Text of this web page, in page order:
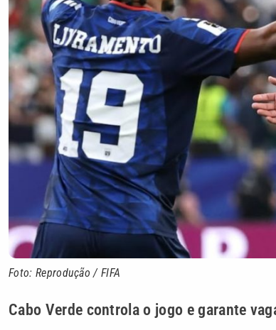
Foto: Reprodução / FIFA
Cabo Verde controla o jogo e garante